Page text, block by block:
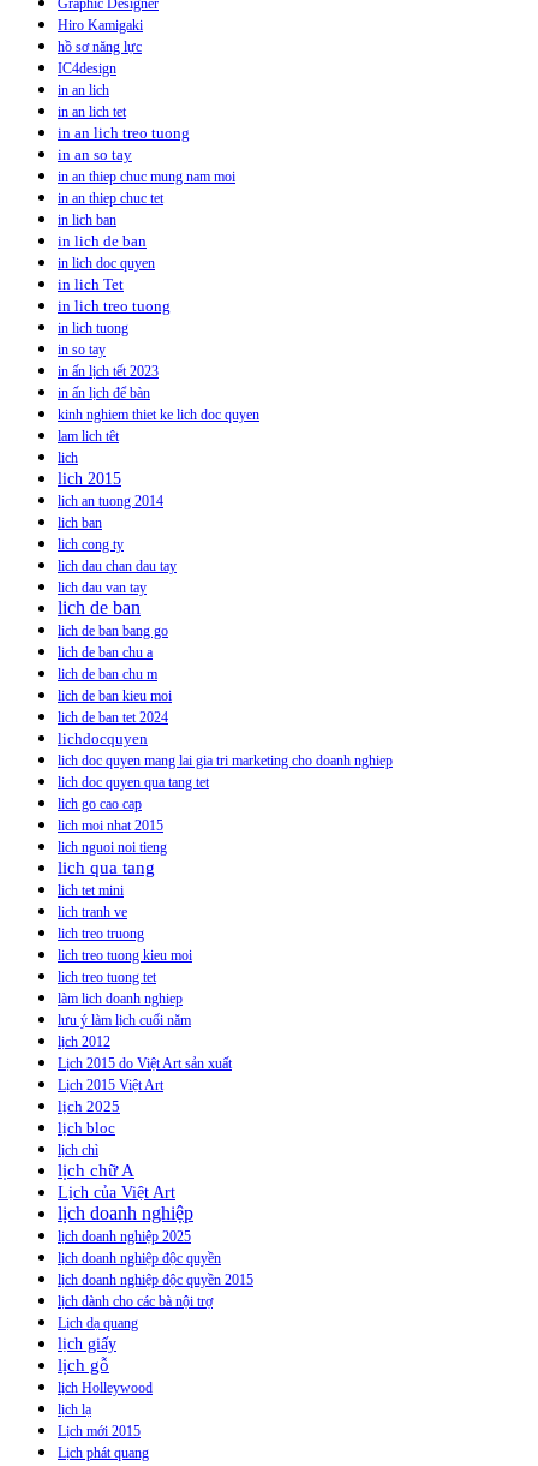
Graphic Designer
Hiro Kamigaki
hồ sơ năng lực
IC4design
in an lich
in an lich tet
in an lich treo tuong
in an so tay
in an thiep chuc mung nam moi
in an thiep chuc tet
in lich ban
in lich de ban
in lich doc quyen
in lich Tet
in lich treo tuong
in lich tuong
in so tay
in ấn lịch tết 2023
in ấn lịch để bàn
kinh nghiem thiet ke lich doc quyen
lam lich têt
lich
lich 2015
lich an tuong 2014
lich ban
lich cong ty
lich dau chan dau tay
lich dau van tay
lich de ban
lich de ban bang go
lich de ban chu a
lich de ban chu m
lich de ban kieu moi
lich de ban tet 2024
lichdocquyen
lich doc quyen mang lai gia tri marketing cho doanh nghiep
lich doc quyen qua tang tet
lich go cao cap
lich moi nhat 2015
lich nguoi noi tieng
lich qua tang
lich tet mini
lich tranh ve
lich treo truong
lich treo tuong kieu moi
lich treo tuong tet
làm lich doanh nghiep
lưu ý làm lịch cuối năm
lịch 2012
Lịch 2015 do Việt Art sản xuất
Lịch 2015 Việt Art
lịch 2025
lịch bloc
lịch chì
lịch chữ A
Lịch của Việt Art
lịch doanh nghiệp
lịch doanh nghiệp 2025
lịch doanh nghiệp độc quyền
lịch doanh nghiệp độc quyền 2015
lịch dành cho các bà nội trợ
Lịch dạ quang
lịch giấy
lịch gỗ
lịch Holleywood
lịch lạ
Lịch mới 2015
Lịch phát quang